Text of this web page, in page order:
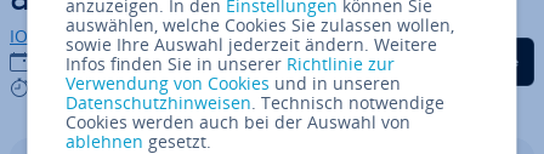
IONOS Redaktion
28.01.2020
5 mins
Auf Facebook teilen
Auf Twitter teilen
Auf LinkedIn
anzuzeigen. In den Einstellungen können Sie
auswählen, welche Cookies Sie zulassen wollen,
sowie Ihre Auswahl jederzeit ändern. Weitere
Infos finden Sie in unserer Richtlinie zur
Verwendung von Cookies und in unseren
Datenschutzhinweisen. Technisch notwendige
Cookies werden auch bei der Auswahl von
ablehnen gesetzt.